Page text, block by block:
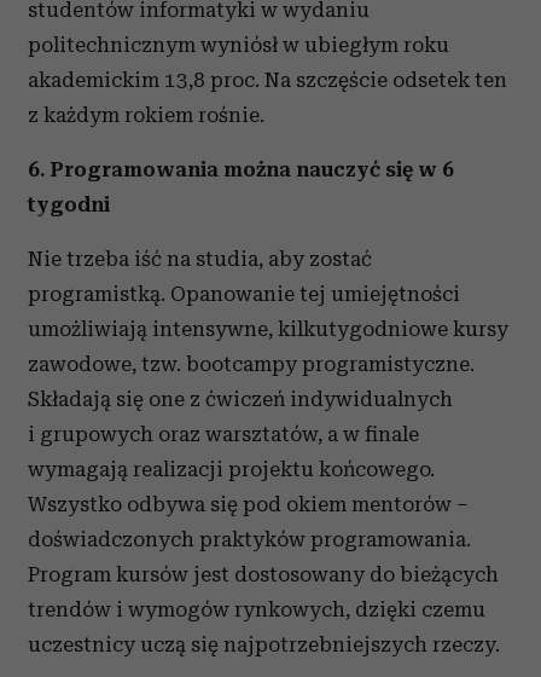
studentów informatyki w wydaniu
politechnicznym wyniósł w ubiegłym roku
akademickim 13,8 proc. Na szczęście odsetek ten
z każdym rokiem rośnie.
6. Programowania można nauczyć się w 6
tygodni
Nie trzeba iść na studia, aby zostać
programistką. Opanowanie tej umiejętności
umożliwiają intensywne, kilkutygodniowe kursy
zawodowe, tzw. bootcampy programistyczne.
Składają się one z ćwiczeń indywidualnych
i grupowych oraz warsztatów, a w finale
wymagają realizacji projektu końcowego.
Wszystko odbywa się pod okiem mentorów –
doświadczonych praktyków programowania.
Program kursów jest dostosowany do bieżących
trendów i wymogów rynkowych, dzięki czemu
uczestnicy uczą się najpotrzebniejszych rzeczy.